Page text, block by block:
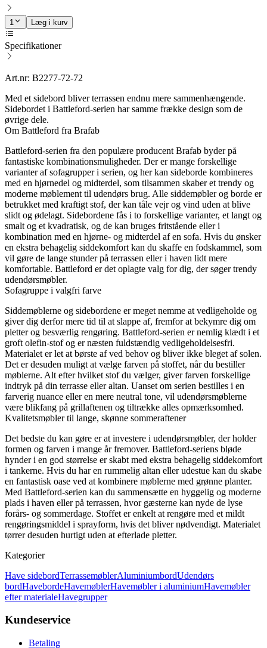
1 Læg i kurv
Specifikationer
Art.nr: B2277-72-72
Med et sidebord bliver terrassen endnu mere sammenhængende.
Sidebordet i Battleford-serien har samme frække design som de
øvrige dele.
Om Battleford fra Brafab
Battleford-serien fra den populære producent Brafab byder på
fantastiske kombinationsmuligheder. Der er mange forskellige
varianter af sofagrupper i serien, og her kan sideborde kombineres
med en hjørnedel og midterdel, som tilsammen skaber et trendy og
moderne møblement til udendørs brug. Alle siddemøbler og borde er
betrukket med kraftigt stof, der kan tåle vejr og vind uden at blive
slidt og ødelagt. Sidebordene fås i to forskellige varianter, et langt og
smalt og et kvadratisk, og de kan bruges fritstående eller i
kombination med en hjørne- og midterdel af en sofa. Hvis du ønsker
en ekstra behagelig siddekomfort kan du skaffe en fodskammel, som
vil gøre de lange stunder på terrassen eller i haven lidt mere
komfortable. Battleford er det oplagte valg for dig, der søger trendy
udendørsmøbler.
Sofagruppe i valgfri farve
Siddemøblerne og sidebordene er meget nemme at vedligeholde og
giver dig derfor mere tid til at slappe af, fremfor at bekymre dig om
pletter og besværlig rengøring. Battleford-serien er nemlig klædt i et
groft olefin-stof og er næsten fuldstændig vedligeholdelsesfri.
Materialet er let at børste af ved behov og bliver ikke bleget af solen.
Det er desuden muligt at vælge farven på stoffet, når du bestiller
møblerne. Alt efter hvilket stof du vælger, giver farven forskellige
indtryk på din terrasse eller altan. Uanset om serien bestilles i en
farverig nuance eller en mere neutral tone, vil udendørsmøblerne
være blikfang på grillaftenen og tiltrække alles opmærksomhed.
Kvalitetsmøbler til lange, skønne sommeraftener
Det bedste du kan gøre er at investere i udendørsmøbler, der holder
formen og farven i mange år fremover. Battleford-seriens bløde
hynder i en god størrelse er skabt med ekstra behagelig siddekomfort
i tankerne. Hvis du har en rummelig altan eller udestue kan du skabe
en fantastisk oase ved at kombinere møblerne med grønne planter.
Med Battleford-serien kan du sammensætte en hyggelig og moderne
plads i haven eller på terrassen, hvor gæsterne kan nyde de lyse
forårs- og sommerdage. Stoffet er enkelt at rengøre med et mildt
rengøringsmiddel i sprayform, hvis det bliver nødvendigt. Materialet
tørrer desuden hurtigt uden at efterlade pletter.
Kategorier
Have sidebordTerrassemøblerAluminiumbordUdendørs
bordHavebordeHavemøblerHavemøbler i aluminiumHavemøbler
efter materialeHavegrupper
Kundeservice
Betaling